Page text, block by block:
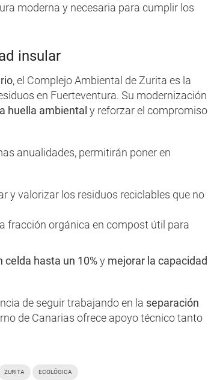
moderna y necesaria para cumplir los
insular
, el Complejo Ambiental de Zurita es la
en Fuerteventura. Su modernización
huella ambiental y reforzar el compromiso
anualidades, permitirán poner en
y valorizar los residuos reciclables que no
fracción orgánica en compost útil para
celda hasta un 10%y mejorar la capacidad
de seguir trabajando en la separación
de Canarias ofrece apoyo técnico tanto
ZURITA ECOLÓGICA